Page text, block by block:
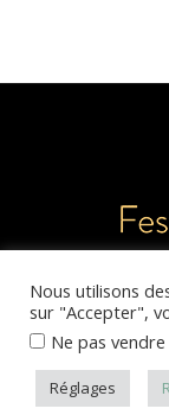
Réalisation
Politique
Nous utilisons
sur "Accepter",
Ne pas
Réglages